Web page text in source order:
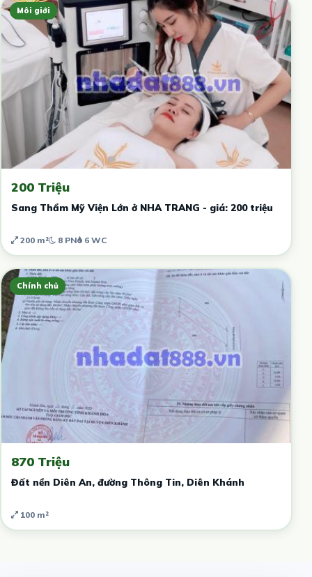
Môi giới
200 Triệu
Sang Thẩm Mỹ Viện Lớn ở NHA TRANG - giá: 200 triệu
200 m² 8 PN 6 WC
Chính chủ
870 Triệu
Đất nền Diên An, đường Thông Tin, Diên Khánh
100 m²